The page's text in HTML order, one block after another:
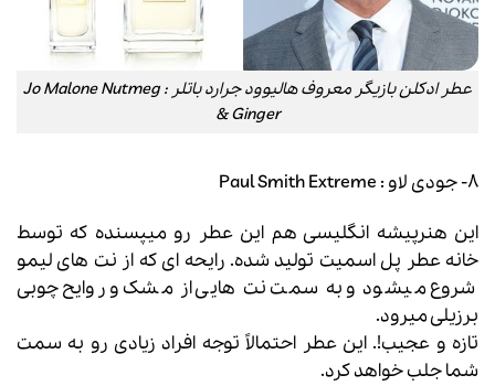
عطر ادکلن بازیگر معروف هالیوود جرارد باتلر : Jo Malone Nutmeg
& Ginger
۸- جودی لاو : Paul Smith Extreme
این هنرپیشه انگلیسی هم این عطر رو میپسنده که توسط
خانه عطر پل اسمیت تولید شده. رایحه ای که از نت های لیمو
شروع میشود و به سمت نت هایی از مشک و روایح چوبی
برزیلی میرود.
تازه و عجیب!. این عطر احتمالاً توجه افراد زیادی رو به سمت
شما جلب خواهد کرد.